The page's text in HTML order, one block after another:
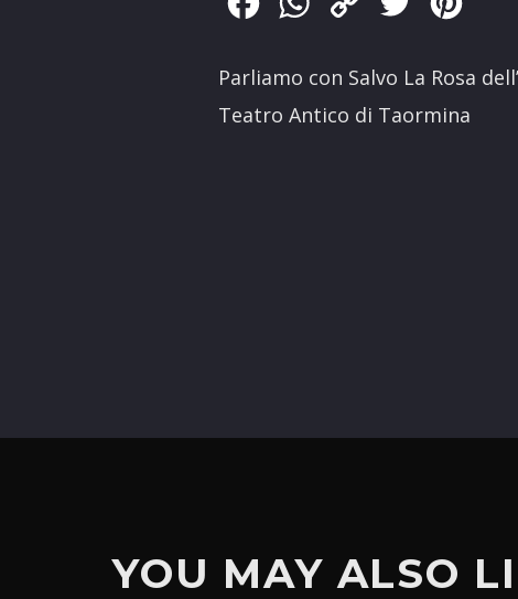
Parliamo con Salvo La Rosa
Teatro Antico di Taormina
YOU MAY ALSO